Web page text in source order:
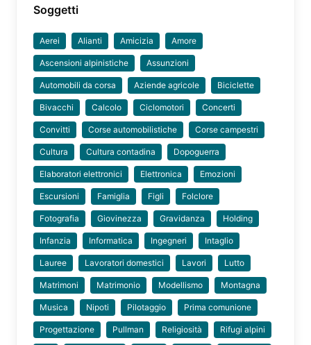
Soggetti
Aerei Alianti Amicizia Amore
Ascensioni alpinistiche Assunzioni
Automobili da corsa Aziende agricole Biciclette
Bivacchi Calcolo Ciclomotori Concerti
Convitti Corse automobilistiche Corse campestri
Cultura Cultura contadina Dopoguerra
Elaboratori elettronici Elettronica Emozioni
Escursioni Famiglia Figli Folclore
Fotografia Giovinezza Gravidanza Holding
Infanzia Informatica Ingegneri Intaglio
Lauree Lavoratori domestici Lavori Lutto
Matrimoni Matrimonio Modellismo Montagna
Musica Nipoti Pilotaggio Prima comunione
Progettazione Pullman Religiosità Rifugi alpini